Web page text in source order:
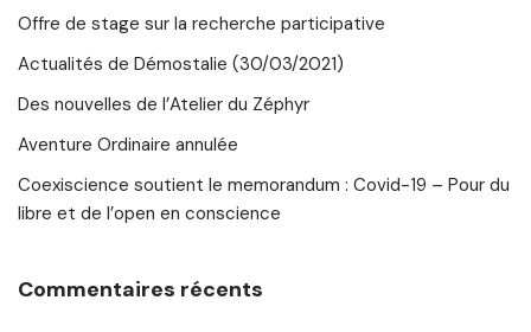
Offre de stage sur la recherche participative
Actualités de Démostalie (30/03/2021)
Des nouvelles de l’Atelier du Zéphyr
Aventure Ordinaire annulée
Coexiscience soutient le memorandum : Covid-19 – Pour du
libre et de l’open en conscience
Commentaires récents